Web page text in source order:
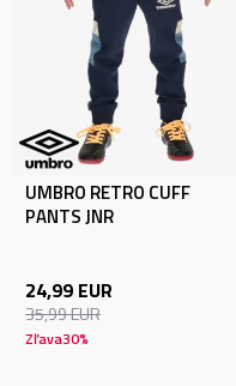
UMBRO RETRO CUFF
PANTS JNR
24,99 EUR
35,99EUR
Zľava30%